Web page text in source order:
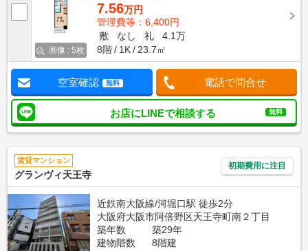
画像 : 5枚
7.56万円
管理費等：6,400円
敷
なし 礼
4.1万
8階
1K 23.7㎡
空室確認 無料 電話で問合せ
お店にLINEで相談する 無料
賃貸マンション
グランヴィ天王寺
初期費用に注目
近鉄南大阪線/河堀口駅 徒歩2分
大阪府大阪市阿倍野区天王寺町南２丁目
築年数
築29年
建物階数
8階建